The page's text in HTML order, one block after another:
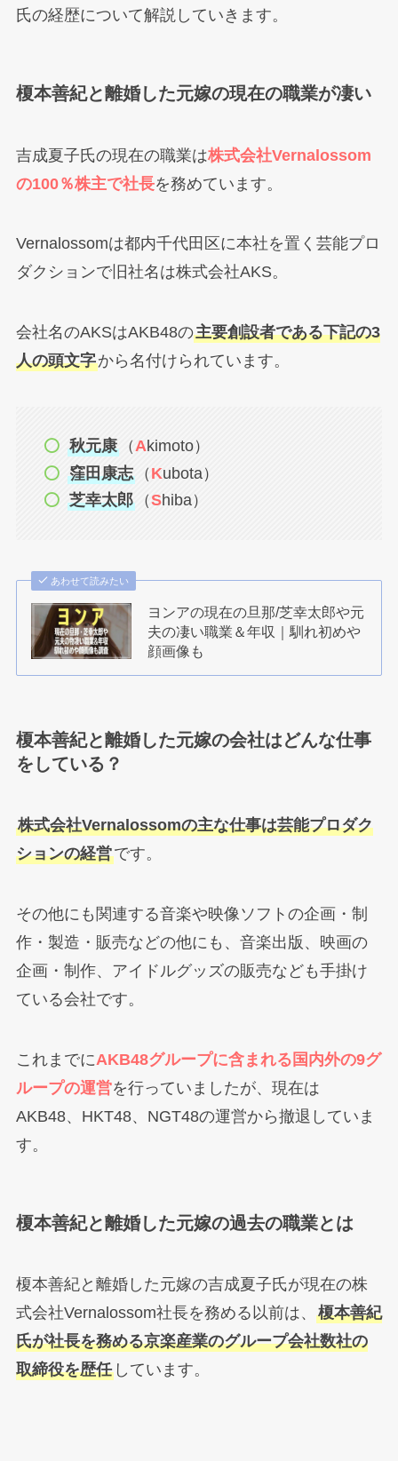
氏の経歴について解説していきます。
榎本善紀と離婚した元嫁の現在の職業が凄い
吉成夏子氏の現在の職業は株式会社Vernalossom
の100％株主で社長を務めています。
Vernalossomは都内千代田区に本社を置く芸能プロ
ダクションで旧社名は株式会社AKS。
会社名のAKSはAKB48の主要創設者である下記の3
人の頭文字から名付けられています。
秋元康 （Akimoto）
窪田康志 （ Kubota）
芝幸太郎 （Shiba）
あわせて読みたい
ヨンアの現在の旦那/芝幸太郎や元
夫の凄い職業＆年収｜馴れ初めや
顔画像も
榎本善紀と離婚した元嫁の会社はどんな仕事
をしている？
株式会社Vernalossomの主な仕事は芸能プロダク
ションの経営です。
その他にも関連する音楽や映像ソフトの企画・制
作・製造・販売などの他にも、音楽出版、映画の
企画・制作、アイドルグッズの販売なども手掛け
ている会社です。
これまでにAKB48グループに含まれる国内外の9グ
ループの運営を行っていましたが、現在は
AKB48、HKT48、NGT48の運営から撤退していま
す。
榎本善紀と離婚した元嫁の過去の職業とは
榎本善紀と離婚した元嫁の吉成夏子氏が現在の株
式会社Vernalossom社長を務める以前は、 榎本善紀
氏が社長を務める京楽産業のグループ会社数社の
取締役を歴任しています。